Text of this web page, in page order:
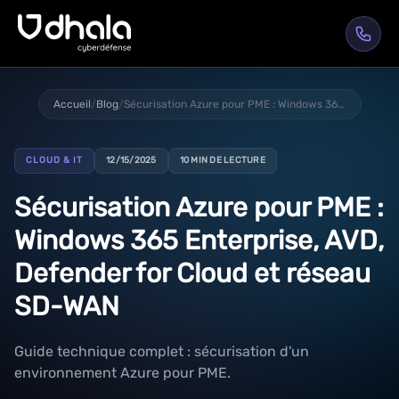
Accueil/Blog/ Sécurisation Azure pour PME : Windows 365 Enterprise, AVD, Defender for Cloud et réseau SD-WAN
CLOUD & IT 12/15/2025 10 MIN DE LECTURE
Sécurisation Azure pour PME :
Windows 365 Enterprise, AVD,
Defender for Cloud et réseau
SD-WAN
Guide technique complet : sécurisation d'un
environnement Azure pour PME.